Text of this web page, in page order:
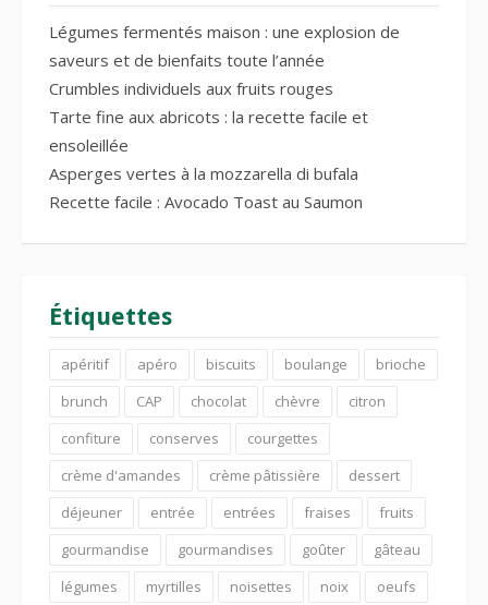
Légumes fermentés maison : une explosion de
saveurs et de bienfaits toute l’année
Crumbles individuels aux fruits rouges
Tarte fine aux abricots : la recette facile et
ensoleillée
Asperges vertes à la mozzarella di bufala
Recette facile : Avocado Toast au Saumon
Étiquettes
apéritif apéro biscuits boulange
brioche
brunch
CAP chocolat chèvre
citron
confiture
conserves
courgettes
crème d'amandes
crème pâtissière
dessert
déjeuner
entrée entrées fraises
fruits
gourmandise
gourmandises goûter
gâteau
légumes
myrtilles noisettes noix oeufs